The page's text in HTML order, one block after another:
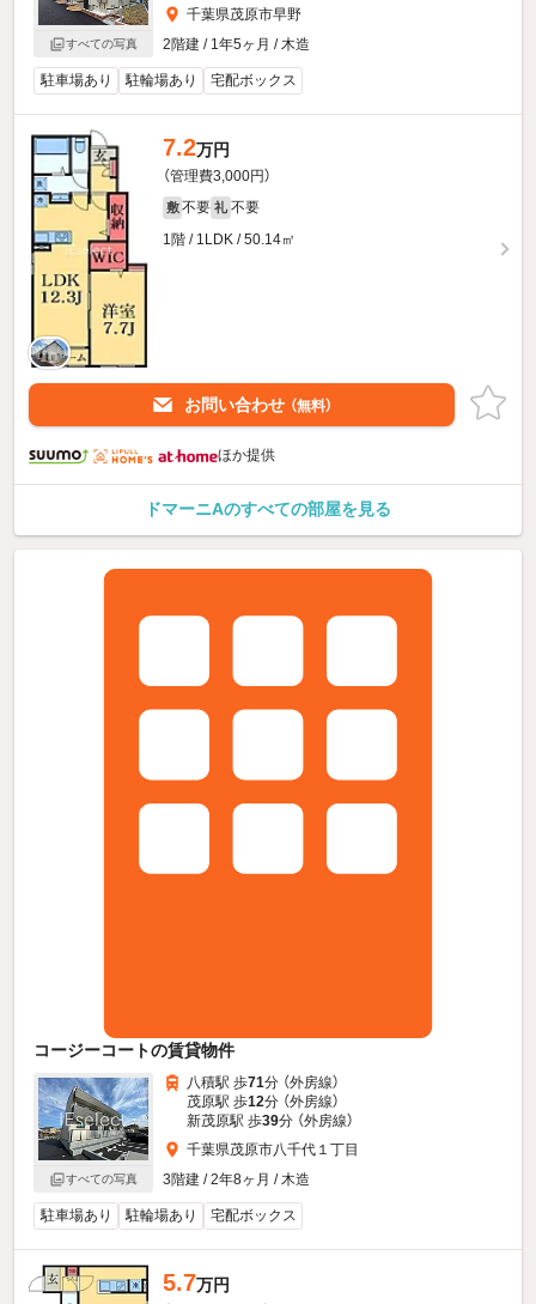
すべての写真
千葉県茂原市早野
2階建 / 1年5ヶ月 / 木造
駐車場あり 駐輪場あり 宅配ボックス
7.2万円
（管理費3,000円）
敷 不要 礼 不要
1階 / 1LDK / 50.14㎡
お問い合わせ （無料）
ほか提供
ドマーニAのすべての部屋を見る
コージーコートの賃貸物件
すべての写真
八積駅 歩71分 （外房線）
茂原駅 歩12分 （外房線）
新茂原駅 歩39分 （外房線）
千葉県茂原市八千代１丁目
3階建 / 2年8ヶ月 / 木造
駐車場あり 駐輪場あり 宅配ボックス
5.7万円